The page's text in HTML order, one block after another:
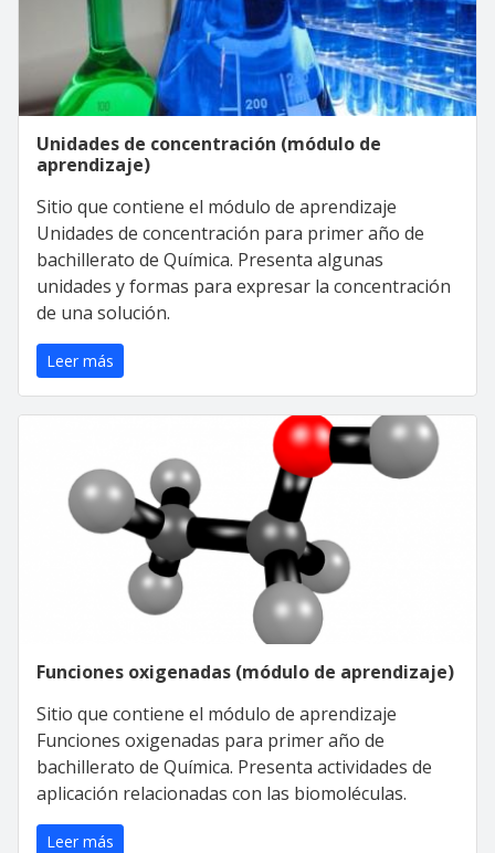
Unidades de concentración (módulo de
aprendizaje)
Sitio que contiene el módulo de aprendizaje
Unidades de concentración para primer año de
bachillerato de Química. Presenta algunas
unidades y formas para expresar la concentración
de una solución.
Leer más
Funciones oxigenadas (módulo de aprendizaje)
Sitio que contiene el módulo de aprendizaje
Funciones oxigenadas para primer año de
bachillerato de Química. Presenta actividades de
aplicación relacionadas con las biomoléculas.
Leer más